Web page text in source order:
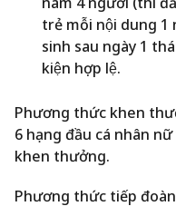
trẻ mỗi nội dung 1
sinh sau ngày 1
kiện hợp lệ.
Phương thức khen
6 hạng đầu cá nhân
khen thưởng.
Phương thức tiếp